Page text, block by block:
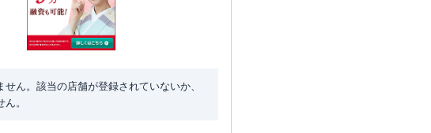
せん。該当の店舗が登録されていないか、
。